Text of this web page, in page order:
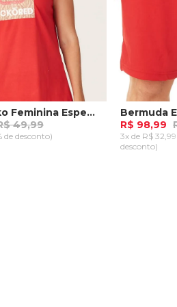
Regata Ecko Feminina Especial Vermelha
49,99
de desconto)
R$ 98,99
3x de R$
desconto)